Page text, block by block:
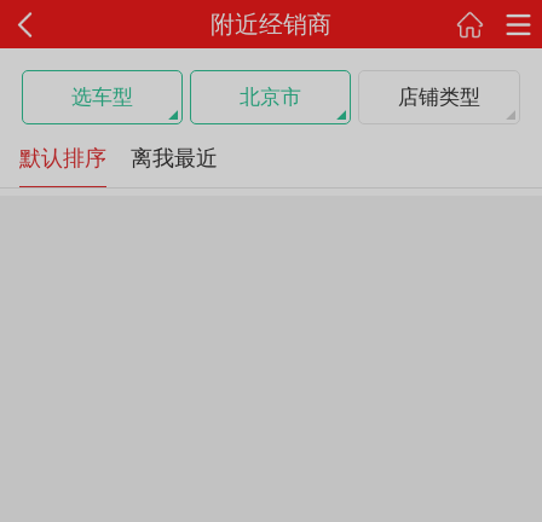
附近经销商
选车型 北京市 店铺类型
默认排序 离我最近